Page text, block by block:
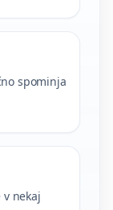
spominja
nekaj